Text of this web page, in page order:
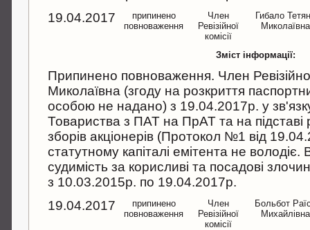
19.04.2017
припинено
повноваження
Член
Ревізійної
комісії
Гибало
Миколаївна
Зміст інформації:
Припинено повноваження. Член
Миколаївна (згоду на розкриття
особою не надано) з 19.04.2017р. у
Товариства з ПАТ на ПрАТ та на підставі
зборів акціонерів (Протокол №1 від
статутному капіталі емітента не
судимість за корисливі та посадові
з 10.03.2015р. по 19.04.2017р.
19.04.2017
припинено
повноваження
Член
Ревізійної
комісії
Больбот
Михайлівна